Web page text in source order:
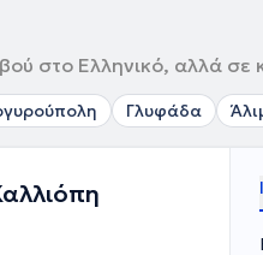
στο Ελληνικό, αλλά σε
Γλυφάδα